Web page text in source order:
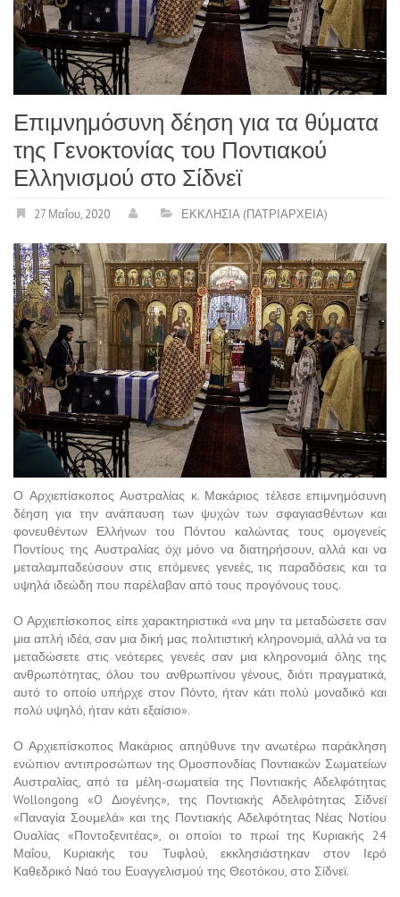
Επιμνημόσυνη δέηση για τα θύματα
της Γενοκτονίας του Ποντιακού
Ελληνισμού στο Σίδνεϊ
27 Μαΐου, 2020 ΕΚΚΛΗΣΙΑ (ΠΑΤΡΙΑΡΧΕΙΑ)
Ο Αρχιεπίσκοπος Αυστραλίας κ. Μακάριος τέλεσε επιμνημόσυνη
δέηση για την ανάπαυση των ψυχών των σφαγιασθέντων και
φονευθέντων Ελλήνων του Πόντου καλώντας τους ομογενείς
Ποντίους της Αυστραλίας όχι μόνο να διατηρήσουν, αλλά και να
μεταλαμπαδεύσουν στις επόμενες γενεές, τις παραδόσεις και τα
υψηλά ιδεώδη που παρέλαβαν από τους προγόνους τους.
Ο Αρχιεπίσκοπος είπε χαρακτηριστικά «να μην τα μεταδώσετε σαν
μια απλή ιδέα, σαν μια δική μας πολιτιστική κληρονομιά, αλλά να τα
μεταδώσετε στις νεότερες γενεές σαν μια κληρονομιά όλης της
ανθρωπότητας, όλου του ανθρωπίνου γένους, διότι πραγματικά,
αυτό το οποίο υπήρχε στον Πόντο, ήταν κάτι πολύ μοναδικό και
πολύ υψηλό, ήταν κάτι εξαίσιο».
Ο Αρχιεπίσκοπος Μακάριος απηύθυνε την ανωτέρω παράκληση
ενώπιον αντιπροσώπων της Ομοσπονδίας Ποντιακών Σωματείων
Αυστραλίας, από τα μέλη-σωματεία της Ποντιακής Αδελφότητας
Wollongong «O Διογένης», της Ποντιακής Αδελφότητας Σίδνεϊ
«Παναγία Σουμελά» και της Ποντιακής Αδελφότητας Νέας Νοτίου
Ουαλίας «Ποντοξενιτέας», οι οποίοι το πρωί της Κυριακής 24
Μαΐου, Κυριακής του Τυφλού, εκκλησιάστηκαν στον Ιερό
Καθεδρικό Ναό του Ευαγγελισμού της Θεοτόκου, στο Σίδνεϊ.